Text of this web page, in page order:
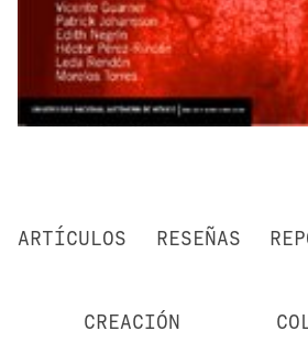
ARTÍCULOS RESEÑAS
CREACIÓN